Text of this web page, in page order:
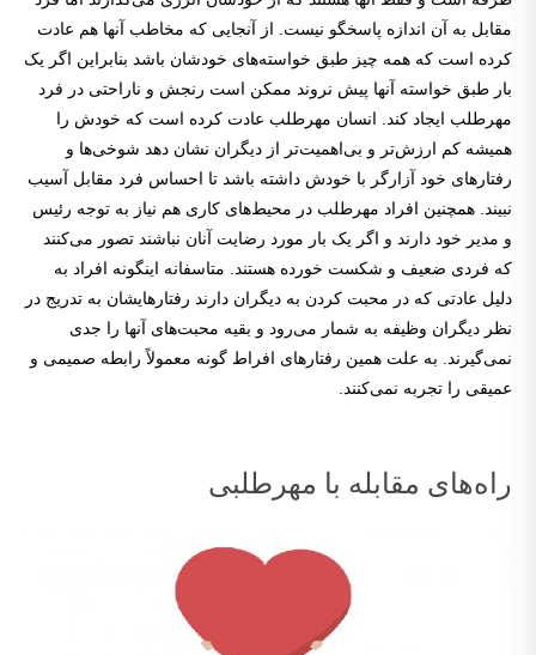
مقابل به آن اندازه پاسخگو نیست. از آنجایی که مخاطب آنها هم عادت
کرده است که همه چیز طبق خواسته‌های خودشان باشد بنابراین اگر یک
بار طبق خواسته آنها پیش نروند ممکن است رنجش و ناراحتی در فرد
مهرطلب ایجاد کند. انسان مهرطلب عادت کرده است که خودش را
همیشه کم ارزش‌تر و بی‌اهمیت‌تر از دیگران نشان دهد شوخی‌ها و
رفتارهای خود آزارگر با خودش داشته باشد تا احساس فرد مقابل آسیب
نبیند. همچنین افراد مهرطلب در محیط‌های کاری هم نیاز به توجه رئیس
و مدیر خود دارند و اگر یک بار مورد رضایت آنان نباشند تصور می‌کنند
که فردی ضعیف و شکست خورده هستند. متاسفانه اینگونه افراد به
دلیل عادتی که در محبت کردن به دیگران دارند رفتارهایشان به تدریج در
نظر دیگران وظیفه به شمار می‌رود و بقیه محبت‌های آنها را جدی
نمی‌گیرند. به علت همین رفتارهای افراط گونه معمولاً رابطه صمیمی و
عمیقی را تجربه نمی‌کنند.
راه‌های مقابله با مهرطلبی